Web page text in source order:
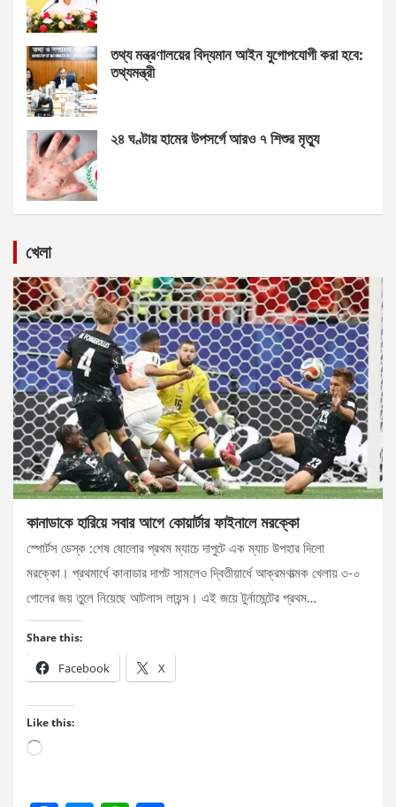
তথ্য মন্ত্রণালয়ের বিদ্যমান আইন যুগোপযোগী করা হবে:
তথ্যমন্ত্রী
২৪ ঘণ্টায় হামের উপসর্গে আরও ৭ শিশুর মৃত্যু
খেলা
কানাডাকে হারিয়ে সবার আগে কোয়ার্টার ফাইনালে মরক্কো
স্পোর্টস ডেস্ক :শেষ ষোলোর প্রথম ম্যাচে দাপুটে এক ম্যাচ উপহার দিলো
মরক্কো। প্রথমার্ধে কানাডার দাপট সামলেও দ্বিতীয়ার্ধে আক্রমণাত্মক খেলায় ৩-০
গোলের জয় তুলে নিয়েছে আটলাস লায়ন্স। এই জয়ে টুর্নামেন্টের প্রথম…
Share this:
Facebook X
Like this:
Loading…